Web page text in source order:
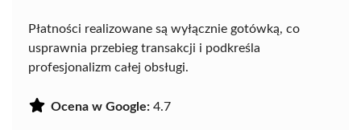
Płatności realizowane są wyłącznie gotówką, co
usprawnia przebieg transakcji i podkreśla
profesjonalizm całej obsługi.
Ocena w Google: 4.7